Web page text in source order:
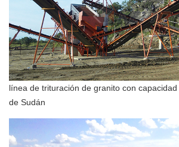
línea de trituración de granito con
de Sudán